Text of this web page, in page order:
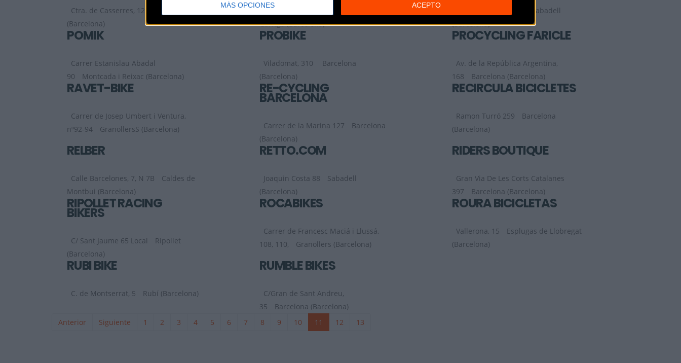
MÁS OPCIONES ACEPTO
Ctra. de Casserres, 12
(Barcelona)
C/ Carretera Ametlla, 51 Bajos
Garriga (Barcelona)
Sabadell
(Barcelona)
POMIK
Carrer Estanislau Abadal
90
Montcada i Reixac (Barcelona)
PROBIKE
Viladomat, 310
Barcelona
(Barcelona)
PROCYCLING FARICLE
Av. de la República Argentina,
168
Barcelona (Barcelona)
RAVET-BIKE
Carrer de Josep Umbert i Ventura,
nº92-94
GranollersS (Barcelona)
RE-CYCLING
BARCELONA
Carrer de la Marina 127
Barcelona
(Barcelona)
RECIRCULA BICICLETES
Ramon Turró 259
Barcelona
(Barcelona)
RELBER
Calle Barcelones, 7, N 7B
Caldes de
Montbui (Barcelona)
RETTO.COM
Joaquin Costa 88
Sabadell
(Barcelona)
RIDERS BOUTIQUE
Gran Via De Les Corts Catalanes
397
Barcelona (Barcelona)
RIPOLLET RACING
BIKERS
C/ Sant Jaume 65 Local
Ripollet
(Barcelona)
ROCABIKES
Carrer de Francesc Maciá i Llussá,
108, 110,
Granollers (Barcelona)
ROURA BICICLETAS
Vallerona, 15
Esplugas de Llobregat
(Barcelona)
RUBI BIKE
C. de Montserrat, 5 Rubí (Barcelona)
RUMBLE BIKES
C/Gran de Sant Andreu,
35
Barcelona (Barcelona)
Anterior
Siguiente 1 2 3 4 5 6 7 8 9 10 11 12 13